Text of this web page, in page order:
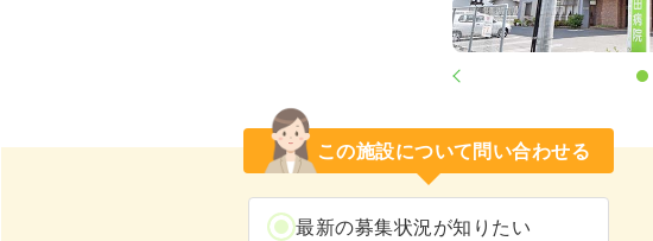
この施設について問い合わせる
最新の募集状況が知りたい